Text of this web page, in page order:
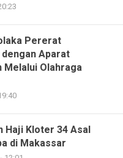
Pererat
Aparat
Melalui Olahraga
Haji Kloter 34 Asal
di Makassar